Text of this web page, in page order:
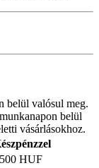
belül valósul meg.
belül
vásárlásokhoz.
HUF